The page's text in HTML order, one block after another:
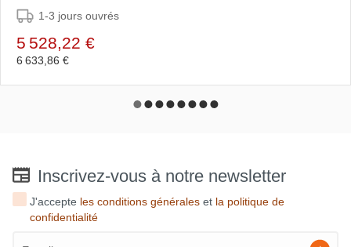
1-3 jours ouvrés
5 528,22 €
6 633,86 €
Inscrivez-vous à notre newsletter
J'accepte les conditions générales et la politique de
confidentialité